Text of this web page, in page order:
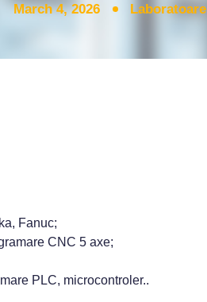
March 4, 2026 Laboratoare
Fanuc;
CNC 5 axe;
PLC, microcontroler..